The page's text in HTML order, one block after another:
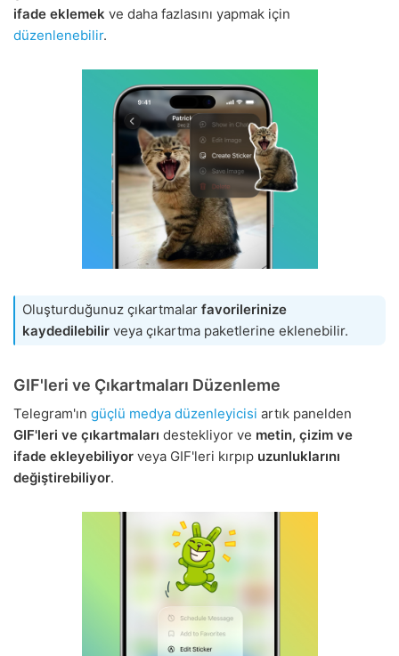
ifade eklemek ve daha fazlasını yapmak için
düzenlenebilir.
Oluşturduğunuz çıkartmalar favorilerinize
kaydedilebilir veya çıkartma paketlerine eklenebilir.
GIF'leri ve Çıkartmaları Düzenleme
Telegram'ın güçlü medya düzenleyicisi artık panelden
GIF'leri ve çıkartmaları destekliyor ve metin, çizim ve
ifade ekleyebiliyor veya GIF'leri kırpıp uzunluklarını
değiştirebiliyor.